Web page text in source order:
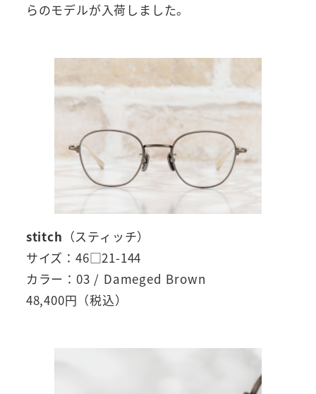
らのモデルが入荷しました。
stitch （スティッチ）
サイズ：46□21-144
カラー：03 / Dameged Brown
48,400円（税込）